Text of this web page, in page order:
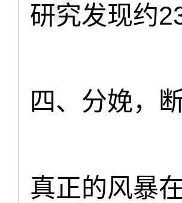
研究发现约
四、分娩，
真正的风暴